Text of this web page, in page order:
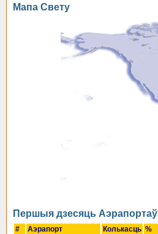
Мапа Свету
Першыя дзесяць Аэрапортаў
# Аэрапорт Колькасць %